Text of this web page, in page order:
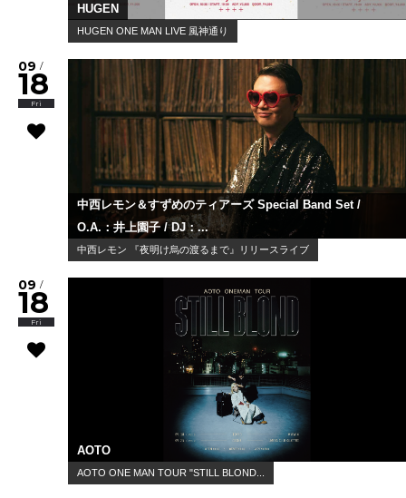
HUGEN
HUGEN ONE MAN LIVE 風神通り
09 /
18
Fri
中西レモン＆すずめのティアーズ Special Band Set /
O.A.：井上園子 / DJ：...
中西レモン 『夜明け烏の渡るまで』リリースライブ
09 /
18
Fri
AOTO
AOTO ONE MAN TOUR "STILL BLOND...